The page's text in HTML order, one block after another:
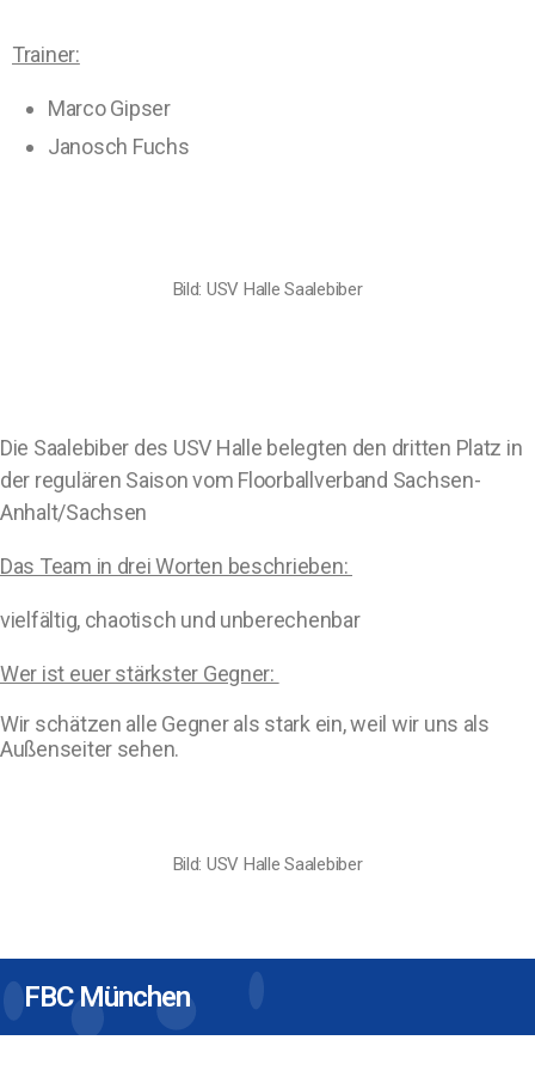
Trainer:
Marco Gipser
Janosch Fuchs
Bild: USV Halle Saalebiber
Die Saalebiber des USV Halle belegten den dritten Platz in
der regulären Saison vom Floorballverband Sachsen-
Anhalt/Sachsen
Das Team in drei Worten beschrieben:
vielfältig, chaotisch und unberechenbar
Wer ist euer stärkster Gegner:
Wir schätzen alle Gegner als stark ein, weil wir uns als
Außenseiter sehen.
Bild: USV Halle Saalebiber
FBC München